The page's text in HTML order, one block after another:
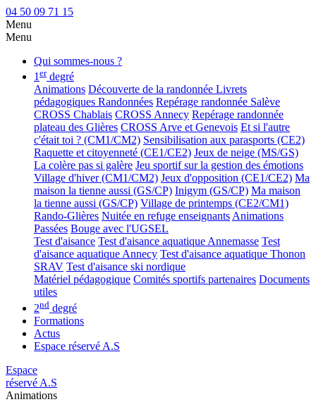
04 50 09 71 15
Menu
Menu
Qui sommes-nous ?
1 erdegré
Animations Découverte de la randonnée Livrets
pédagogiques Randonnées Repérage randonnée Salève
CROSS Chablais CROSS Annecy Repérage randonnée
plateau des Glières CROSS Arve et Genevois Et si l'autre
c'était toi ? (CM1/CM2) Sensibilisation aux parasports (CE2)
Raquette et citoyenneté (CE1/CE2) Jeux de neige (MS/GS)
La colère pas si galère Jeu sportif sur la gestion des émotions
Village d'hiver (CM1/CM2) Jeux d'opposition (CE1/CE2) Ma
maison la tienne aussi (GS/CP) Inigym (GS/CP) Ma maison
la tienne aussi (GS/CP) Village de printemps (CE2/CM1)
Rando-Glières Nuitée en refuge enseignants Animations
Passées Bouge avec l'UGSEL
Test d'aisance Test d'aisance aquatique Annemasse Test
d'aisance aquatique Annecy Test d'aisance aquatique Thonon
SRAV Test d'aisance ski nordique
Matériel pédagogique Comités sportifs partenaires Documents
utiles
2nd degré
Formations
Actus
Espace réservé A.S
Espace
réservé A.S
Animations